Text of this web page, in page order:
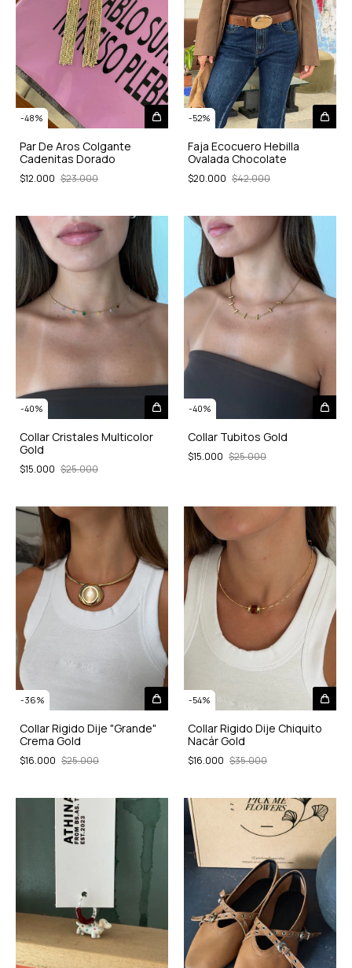
-48%
Par De Aros Colgante
Cadenitas Dorado
$12.000 $23.000
-52%
Faja Ecocuero Hebilla
Ovalada Chocolate
$20.000 $42.000
-40%
Collar Cristales Multicolor
Gold
$15.000 $25.000
-40%
Collar Tubitos Gold
$15.000 $25.000
-36%
Collar Rigido Dije "Grande"
Crema Gold
$16.000 $25.000
-54%
Collar Rigido Dije Chiquito
Nacár Gold
$16.000 $35.000